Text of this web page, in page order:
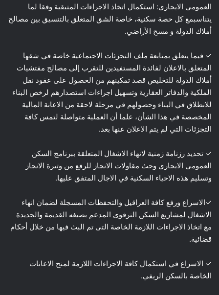
العمومي الايجاري: استكمال اتخاذ الاجراءات المتبقية وفقا لما
يتناسبمع كل حصة سكنية، خاصة الشق المتعلق بالتنسيق بين مصالح
أملاك الدولة و مسح الأراضي.
✓ فيما يتعلق بمتابعة ملف التجزئات الاجتماعية خاصة في شقها
المتعلق بالاعلان لفائدة المستفيدين للتقرب إلى مصالح مفتشيات
أملاك الدولة للتخليص قصد تمكينهم من الحصول على عقود نقل
الملكية والدفاتر العقارية وتسهيل اجراءات استصدارهم لرخص البناء
للانطلاق في البناء وحصولهم في مرحلة لاحقة من الاعانة المالية
المخصصة في هذا الشأن، علما أن العملية متواصلة لتمس كافة
التجزئات التي لم يتم الاعلان عنها بعد.
✓ تحديد رزنامة زمنية لانهاء الاشغال المتعلقة ببرنامج السكن
العمومي الايجاري وحث مقاولات الانجاز للرفع من وتيرة الانجاز
وتسليم هذه الاحياء السكنية في الاجال المتفق عليها.
✓الاسراع ورفع كافة العراقيل والتحفظات المسجلة لضمان انهاء
الاشغال لمشاريع السكن الترقوى المدعم بصيغه القديمة والجديدة
مع اتخاذ الاجراءات اللازمة الخاصة التى تم البث فيها من خلال أحكام
قضائية.
✓ الاسراع في استكمال كافة الاجراءات اللازمة لمنح الاعانات
الخاصة بالسكن الريفي.